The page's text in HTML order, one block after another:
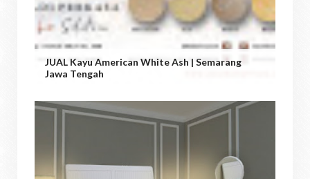
JUAL Kayu American White Ash | Semarang
Jawa Tengah